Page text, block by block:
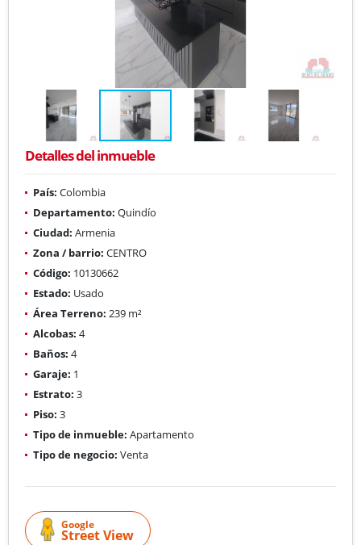
Detalles del inmueble
País: Colombia
Departamento: Quindío
Ciudad: Armenia
Zona / barrio: CENTRO
Código: 10130662
Estado: Usado
Área Terreno: 239 m²
Alcobas: 4
Baños: 4
Garaje: 1
Estrato: 3
Piso: 3
Tipo de inmueble: Apartamento
Tipo de negocio: Venta
Google
Street View